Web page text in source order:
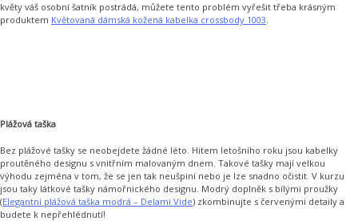
květy váš osobní šatník postrádá, můžete tento problém vyřešit třeba krásným
produktem Květovaná dámská kožená kabelka crossbody 1003.
Plážová taška
Bez plážové tašky se neobejdete žádné léto. Hitem letošního roku jsou kabelky
proutěného designu s vnitřním malovaným dnem. Takové tašky mají velkou
výhodu zejména v tom, že se jen tak neušpiní nebo je lze snadno očistit. V kurzu
jsou taky látkové tašky námořnického designu. Modrý doplněk s bílými proužky
(Elegantní plážová taška modrá – Delami Vide) zkombinujte s červenými detaily a
budete k nepřehlédnutí!